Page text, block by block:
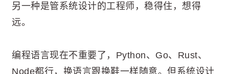
另一种是管系统设计的工程师，稳得住，想得
远。
编程语言现在不重要了，Python、Go、Rust、
Node都行，换语言跟换鞋一样随意。但系统设计